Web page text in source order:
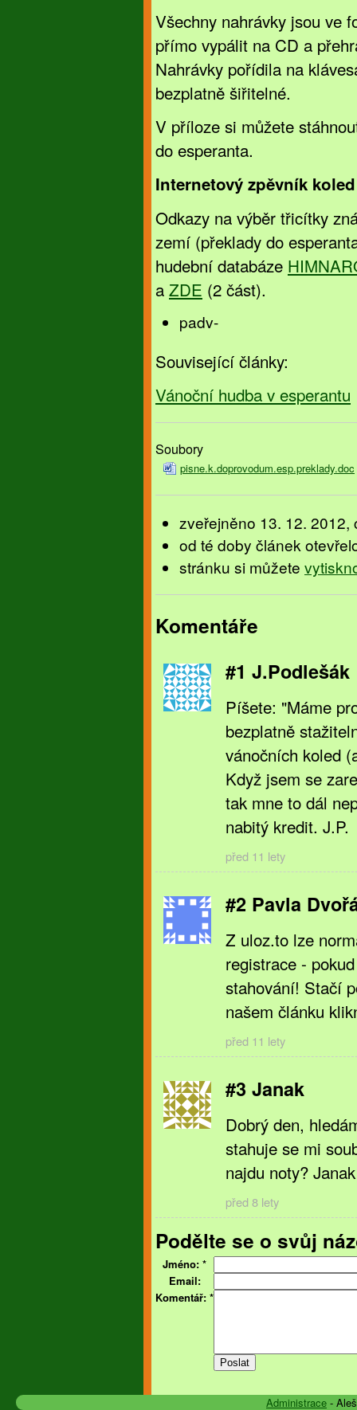
Všechny nahrávky jsou ve
přímo vypálit na CD a
Nahrávky pořídila na
bezplatně šiřitelné.
V příloze si můžete
do esperanta.
Internetový zpěvník
Odkazy na výběr třicítky
zemí (překlady do
hudební databáze
a ZDE (2 část).
padv-
Související články:
Vánoční hudba v esperantu
Soubory
pisne.k.doprovodum.esp.preklady.doc
zveřejněno 13. 12. 2012,
od té doby článek
stránku si můžete
Komentáře
#1 J.Podlešák
Píšete: "Máme
bezplatně
vánočních koled
Když jsem se
tak mne to dál
nabitý kredit. J.P.
před 11 lety
#2 Pavla
Z uloz.to lze
registrace -
stahování! Stačí
našem článku
před 11 lety
#3 Janak
Dobrý den,
stahuje se mi
najdu noty? Janak
před 8 lety
Podělte se o svůj
Jméno: *
Email:
Komentář: *
Administrace -